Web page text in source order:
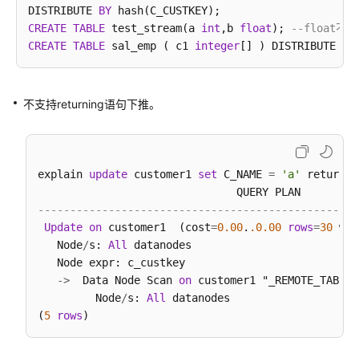
Teradata
和
MySQL
语
兼
性
异
DWS
数
据
库
安
管
DISTRIBUTE BY
CREATE TABLE test_stream(a int ,b float);
--float不支
CREATE TABLE sal_emp ( c1 integer [] ) DISTRIBUTE
不支持returning语句下推。
explain update customer1 set C_NAME = 'a'
Update on customer1  (cost=0.00. .0.00 rows=30
   Node
/s: All
datanodes
   Node expr: c_custkey
->
  Data Node Scan
on customer1
         Node
/s: All
datanodes
(5 rows